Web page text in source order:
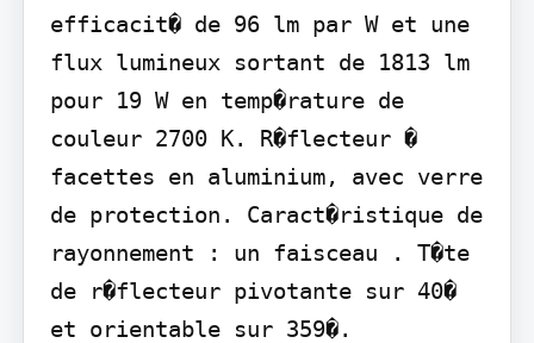
efficacit� de 96 lm par W et une
flux lumineux sortant de 1813 lm
pour 19 W en temp�rature de
couleur 2700 K. R�flecteur �
facettes en aluminium, avec verre
de protection. Caract�ristique de
rayonnement : un faisceau . T�te
de r�flecteur pivotante sur 40�
et orientable sur 359�.